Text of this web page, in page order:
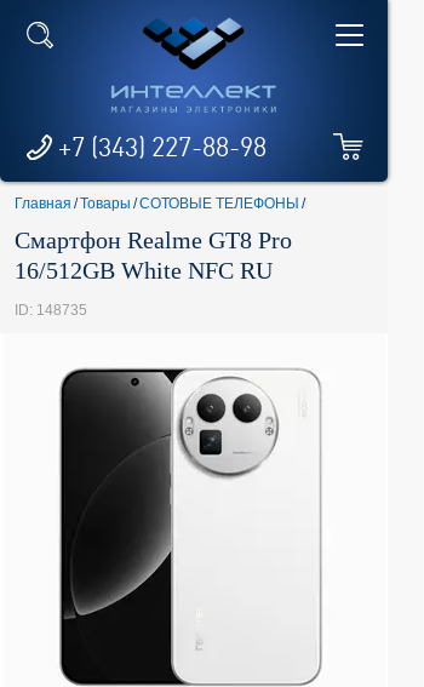
+7 (343) 227-88-98
Главная /Товары /СОТОВЫЕ ТЕЛЕФОНЫ /
Смартфон Realme GT8 Pro
16/512GB White NFC RU
ID: 148735